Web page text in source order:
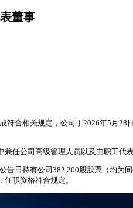
董事
合相关规定，公司于2026年5月
任公司高级管理人员以及由职工代
日持有公司382,200股股票（均
职资格符合规定。